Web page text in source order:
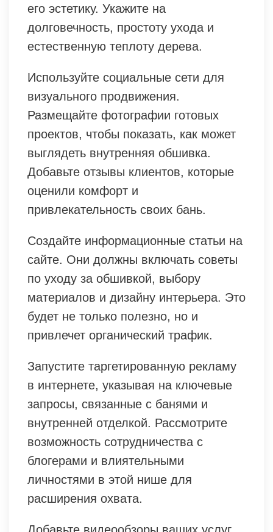
его эстетику. Укажите на
долговечность, простоту ухода и
естественную теплоту дерева.
Используйте социальные сети для
визуального продвижения.
Размещайте фотографии готовых
проектов, чтобы показать, как может
выглядеть внутренняя обшивка.
Добавьте отзывы клиентов, которые
оценили комфорт и
привлекательность своих бань.
Создайте информационные статьи на
сайте. Они должны включать советы
по уходу за обшивкой, выбору
материалов и дизайну интерьера. Это
будет не только полезно, но и
привлечет органический трафик.
Запустите таргетированную рекламу
в интернете, указывая на ключевые
запросы, связанные с банями и
внутренней отделкой. Рассмотрите
возможность сотрудничества с
блогерами и влиятельными
личностями в этой нише для
расширения охвата.